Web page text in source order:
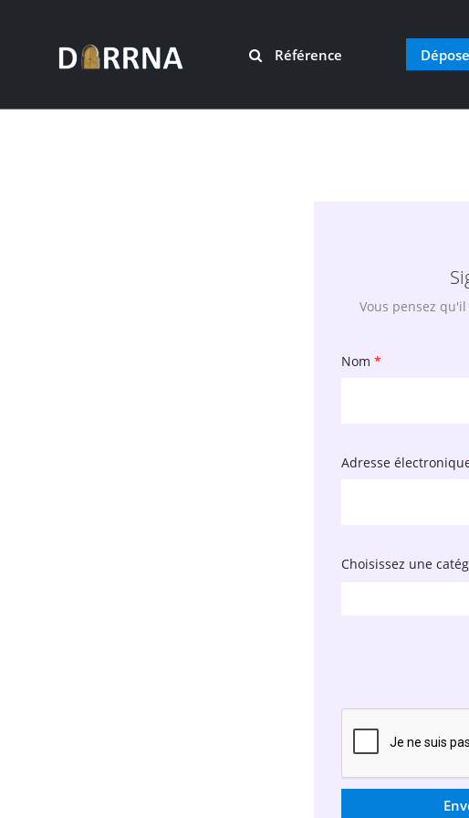
Référence
Vous pensez
Nom *
Adresse
Choisissez une